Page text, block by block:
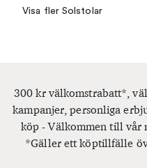
Visa fler Solstolar
300 kr välkomstrabatt*,
kampanjer, personliga
köp - Välkommen till vår
*Gäller ett köptillfälle